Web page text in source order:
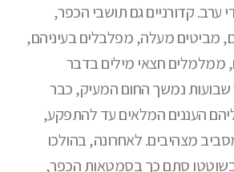
ערב. קדורניים גם תושבי הכפר,
מביטים מעלה, מפלבלים בעיניהם,
ממלמלים חצאי מילים בדבר
נמשך החום המעיק, כבר
העננים המלאים עד להתפקע,
מצהיבים. לאחרונה, בהולכו
סתם כך בסמטאות הכפר,